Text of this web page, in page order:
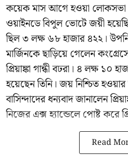
কয়েক মাস আগে হওয়া লোকসভা
ওয়াইনডে বিপুল ভোটে জয়ী
ছিল ৩ লক্ষ ৬৮ হাজার ৪২২।
মার্জিনকে ছাড়িয়ে গেলেন
প্রিয়াঙ্কা গান্ধী বঢরা। ৪ লক্ষ
হয়েছেন তিনি। জয় নিশ্চিত
বাসিন্দাদের ধন্যবাদ জানালেন
নিজের এক্স হ্যান্ডেলে পোষ্ট করে
Read